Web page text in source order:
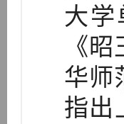
大学
《
华师
指出